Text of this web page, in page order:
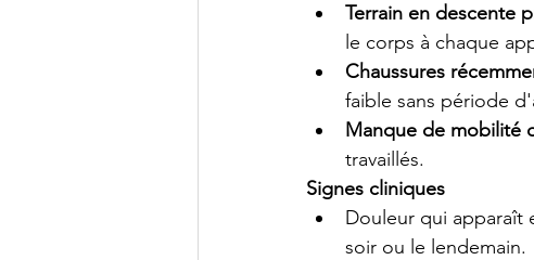
Terrain en descente
le corps à chaque
Chaussures
faible sans période
Manque de mobilité
travaillés.
Signes cliniques
Douleur qui apparaît
soir ou le lendemain.